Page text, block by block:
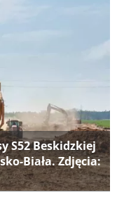
S52 Beskidzkiej
Biała. Zdjęcia: